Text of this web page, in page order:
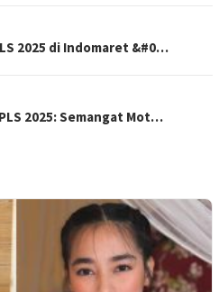
2025 di Indomaret &#0…
2025: Semangat Mot…